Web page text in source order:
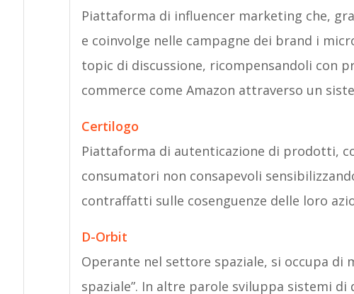
Piattaforma di influencer marketing che,
e coinvolge nelle campagne dei brand i
topic di discussione, ricompensandoli con
commerce come Amazon attraverso un
Certilogo
Piattaforma di autenticazione di prodotti,
consumatori non consapevoli
contraffatti sulle cosenguenze delle loro
D-Orbit
Operante nel settore spaziale, si occupa di
spaziale”. In altre parole sviluppa sistemi